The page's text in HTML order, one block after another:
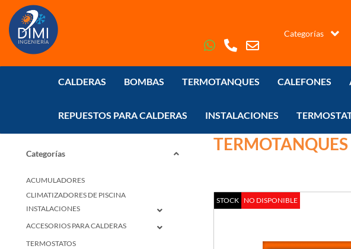
Categorías
CALDERAS BOMBAS TERMOTANQUES CALEFONES
REPUESTOS PARA CALDERAS INSTALACIONES
Categorías
ACUMULADORES
CLIMATIZADORES DE PISCINA
INSTALACIONES
ACCESORIOS PARA CALDERAS
TERMOSTATOS
TERMOTANQUES
STOCK NO DISPONIBLE